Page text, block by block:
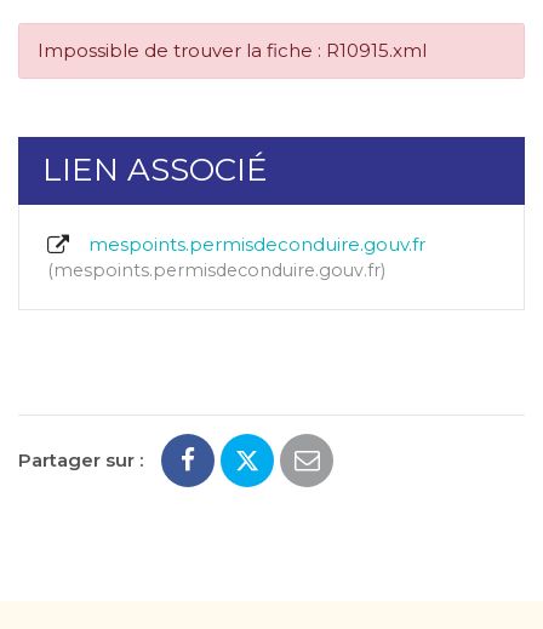
Impossible de trouver la fiche : R10915.xml
LIEN ASSOCIÉ
mespoints.permisdeconduire.gouv.fr
mespoints.permisdeconduire.gouv.fr
Partager sur :